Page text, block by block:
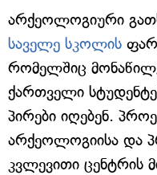
არქეოლოგიური
საველე სკოლის
რომელშიც
ქართველი
პირები იღებენ.
არქეოლოგიისა და
კვლევითი ცენტრის